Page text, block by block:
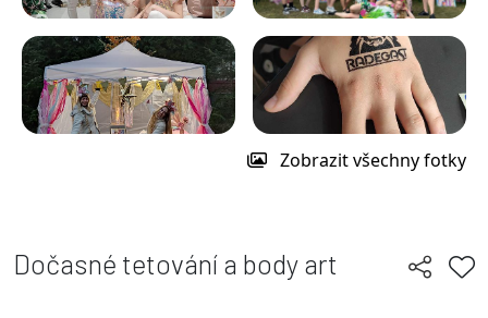
Zobrazit všechny fotky
Dočasné tetování a body art